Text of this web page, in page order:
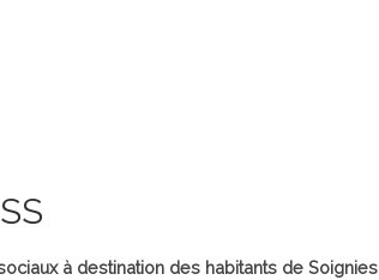
à destination des habitants de